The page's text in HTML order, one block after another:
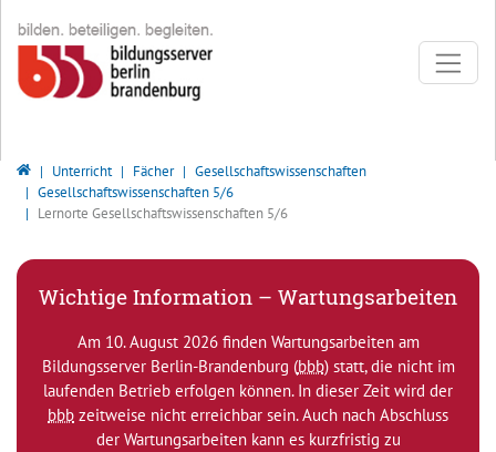
Bildungsserver Berlin - Brandenburg
Unterricht Fächer
Gesellschaftswissenschaften
Gesellschaftswissenschaften 5/6
Lernorte Gesellschaftswissenschaften 5/6
Wichtige Information – Wartungsarbeiten
Am 10. August 2026 finden Wartungsarbeiten am
Bildungsserver Berlin-Brandenburg (bbb) statt, die nicht im
laufenden Betrieb erfolgen können. In dieser Zeit wird der
bbb zeitweise nicht erreichbar sein. Auch nach Abschluss
der Wartungsarbeiten kann es kurzfristig zu